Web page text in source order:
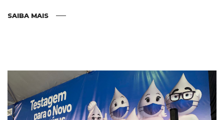
SAIBA MAIS